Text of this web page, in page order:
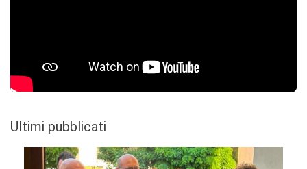
Ultimi pubblicati